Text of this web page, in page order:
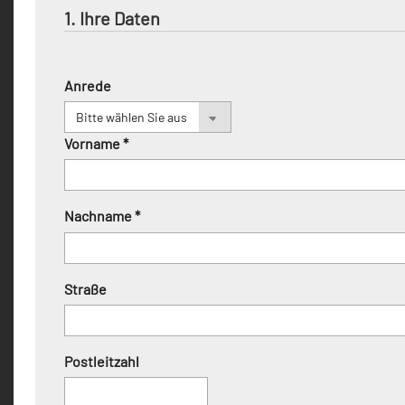
1. Ihre Daten
Anrede
Vorname *
Nachname *
Straße
Postleitzahl